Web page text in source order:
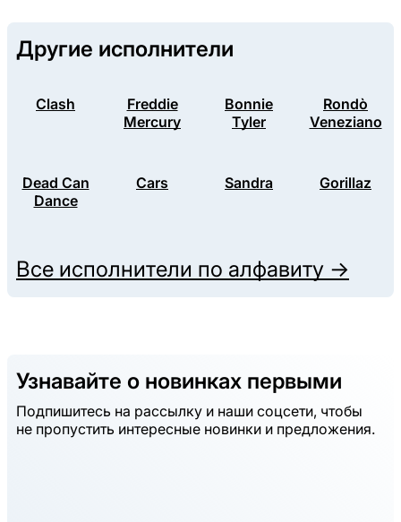
Другие исполнители
Clash
Freddie
Mercury
Bonnie
Tyler
Rondò
Veneziano
Dead Can
Dance
Cars Sandra Gorillaz
Все исполнители по алфавиту →
Узнавайте о новинках первыми
Подпишитесь на рассылку и наши соцсети, чтобы
не пропустить интересные новинки и предложения.